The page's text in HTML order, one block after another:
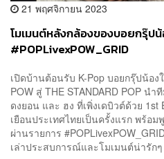
21 พฤศจิกายน 2023
โมเมนต์หลังกล้องของบอยกรุ๊ปน้
#POPLivexPOW_GRID
เปิดบ้านต้อนรับ K-Pop บอยกรุ๊ปน้อง
POW สู่ THE STANDARD POP น
ดงยอน และ ฮง ที่เพิ่งเดบิวต์ด้วย 1st
เยือนประเทศไทยเป็นครั้งแรก พร้อ
ผ่านรายการ
เล่าประสบการณ์และโมเมนต์น่ารัก